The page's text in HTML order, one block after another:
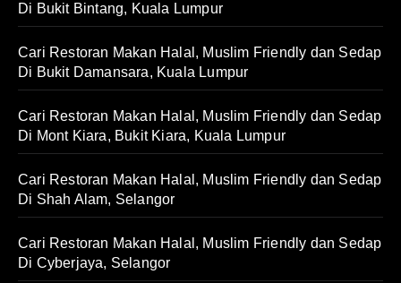
Di Bukit Bintang, Kuala Lumpur
Cari Restoran Makan Halal, Muslim Friendly dan Sedap
Di Bukit Damansara, Kuala Lumpur
Cari Restoran Makan Halal, Muslim Friendly dan Sedap
Di Mont Kiara, Bukit Kiara, Kuala Lumpur
Cari Restoran Makan Halal, Muslim Friendly dan Sedap
Di Shah Alam, Selangor
Cari Restoran Makan Halal, Muslim Friendly dan Sedap
Di Cyberjaya, Selangor